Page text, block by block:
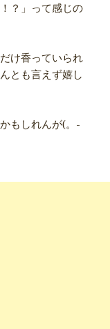
？」って感じの
け香っていられ
とも言えず嬉し
もしれんが(。-